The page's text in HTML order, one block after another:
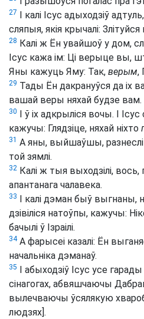
27
І калі Ісус адыходзіў
сляпыя, якія крычалі:
28 Калі ж Ён увайшоў у дом,
Ісус кажа ім: Ці верыце вы,
Яны кажуць Яму: Так, верым,
29 Тады Ён дакрануўся да іх
вашай веры няхай будзе вам.
30
І ў іх адкрыліся вочы. І
кажучы: Глядзіце, няхай ніхто
31 А яны, выйшаўшы, разнеслі
той зямлі.
32 Калі ж тыя выходзілі,
апантанага чалавека.
33
І калі дэман быў выгнаны,
дзівіліся натоўпы, кажучы:
бачылі ў Ізраілі.
34А фарысеі казалі: Ён
начальніка дэманаў.
35
І абыходзіў Ісус усе
сінагогах, абвяшчаючы
вылечваючы ўсялякую
людзях].